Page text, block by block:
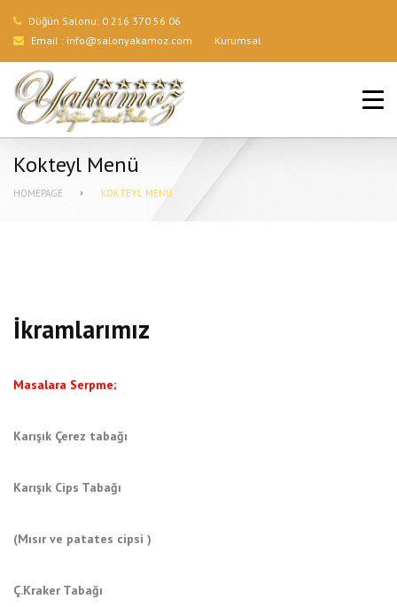
Düğün Salonu: 0 216 370 56 06
Email : info@salonyakamoz.com Kurumsal
ANA SAYFA
HIZMETLERIMIZ
Kokteyl Menü
HOMEPAGE KOKTEYL MENÜ
İkramlarımız
Masalara Serpme;
Karışık Çerez tabağı
Karışık Cips Tabağı
(Mısır ve patates cipsi )
Ç.Kraker Tabağı